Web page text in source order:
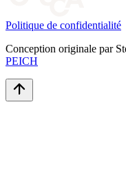
Politique de confidentialité
Conception originale par
PEICH